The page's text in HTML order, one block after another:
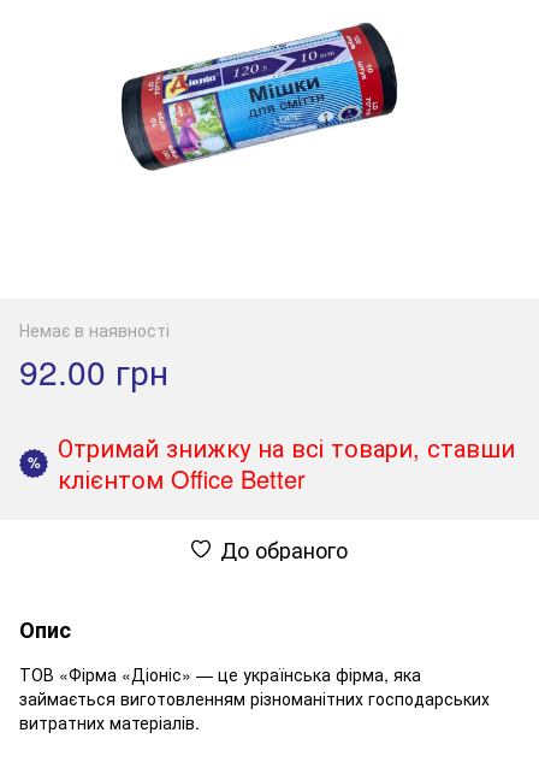
Немає в наявності
92.00 грн
%
Отримай знижку на всі товари, ставши
клієнтом Office Better
До обраного
Опис
ТОВ «Фірма «Діоніс» — це українська фірма, яка
займається виготовленням різноманітних господарських
витратних матеріалів.